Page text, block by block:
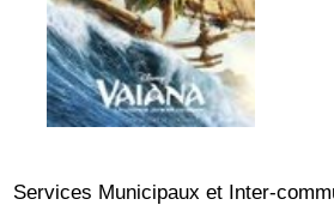
Services Municipaux et Inter-